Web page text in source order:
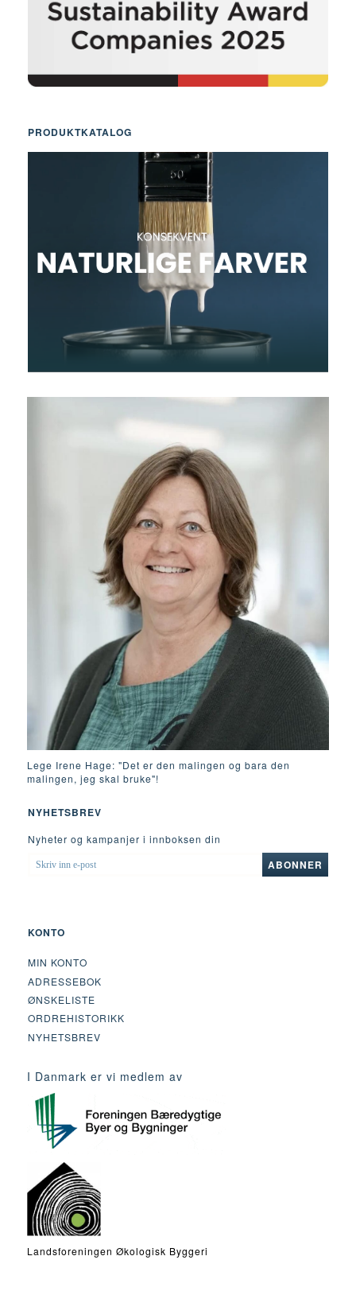
PRODUKTKATALOG
Lege Irene Hage: "Det er den malingen og bara den
malingen, jeg skal bruke"!
NYHETSBREV
Nyheter og kampanjer i innboksen din
SKRIV
INN
ABONNER
KONTO
MIN KONTO
ADRESSEBOK
ØNSKELISTE
ORDREHISTORIKK
NYHETSBREV
I Danmark er vi medlem av
Landsforeningen Økologisk Byggeri